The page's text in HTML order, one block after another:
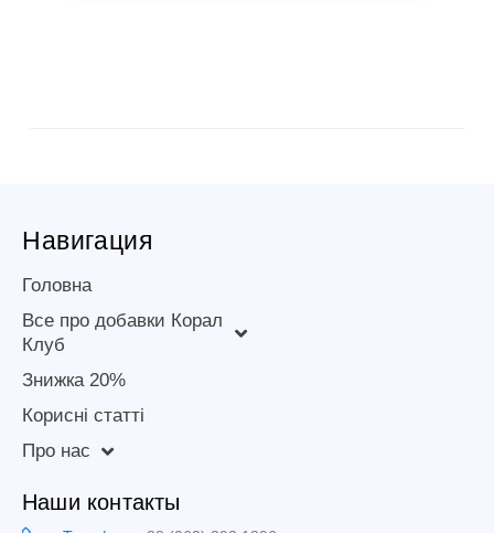
Навигация
Головна
Все про добавки Корал
Клуб
Знижка 20%
Корисні статті
Про нас
Наши контакты